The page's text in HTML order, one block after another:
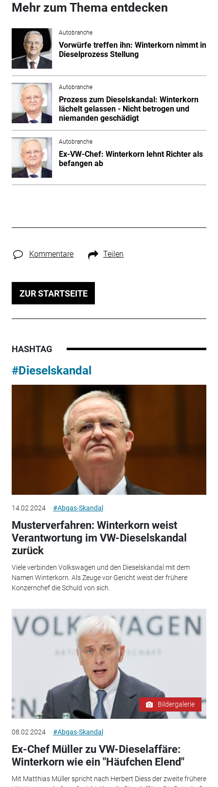
Mehr zum Thema entdecken
Autobranche
Vorwürfe treffen ihn: Winterkorn nimmt in
Dieselprozess Stellung
Autobranche
Prozess zum Dieselskandal: Winterkorn
lächelt gelassen - Nicht betrogen und
niemanden geschädigt
Autobranche
Ex-VW-Chef: Winterkorn lehnt Richter als
befangen ab
Kommentare Teilen
ZUR STARTSEITE
HASHTAG
#Dieselskandal
14.02.2024 #Abgas-Skandal
Musterverfahren: Winterkorn weist
Verantwortung im VW-Dieselskandal
zurück
Viele verbinden Volkswagen und den Dieselskandal mit dem
Namen Winterkorn. Als Zeuge vor Gericht weist der frühere
Konzernchef die Schuld von sich.
Bildergalerie
08.02.2024 #Abgas-Skandal
Ex-Chef Müller zu VW-Dieselaffäre:
Winterkorn wie ein "Häufchen Elend"
Mit Matthias Müller spricht nach Herbert Diess der zweite frühere